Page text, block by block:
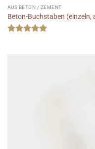
AUS BETON / ZEMENT
Beton-Buchstaben (einzeln,